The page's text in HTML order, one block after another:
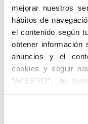
mejorar nuestros
hábitos de
el contenido según
obtener información
anuncios y el
cookies y seguir
“ACEPTO”; de
información más
en el botón
Cedinfor